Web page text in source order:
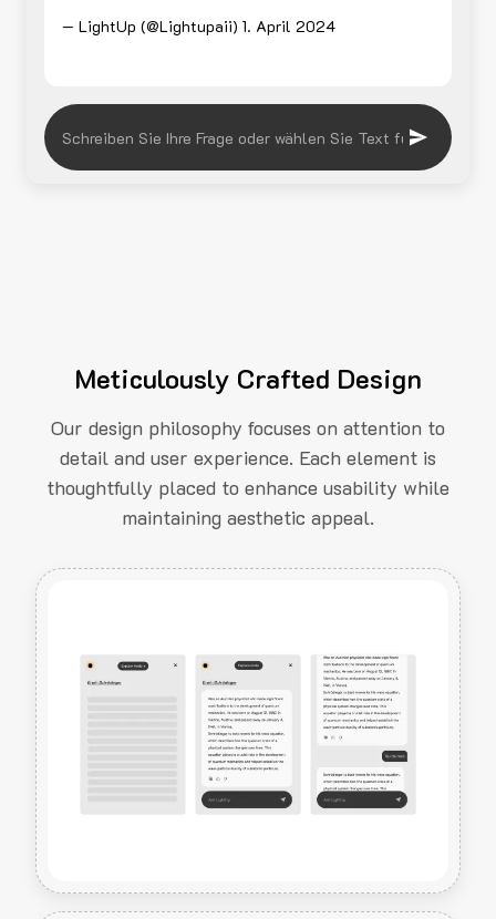
— LightUp (@Lightupaii) 1. April 2024
Meticulously Crafted Design
Our design philosophy focuses on attention to
detail and user experience. Each element is
thoughtfully placed to enhance usability while
maintaining aesthetic appeal.